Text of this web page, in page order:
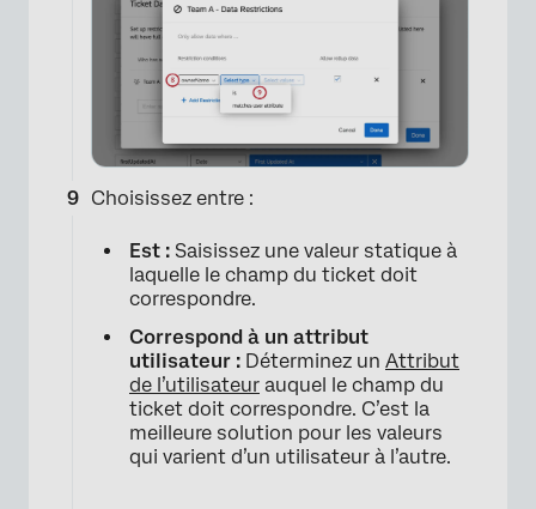
×
×
Choisissez entre :
Est : Saisissez une valeur statique à
laquelle le champ du ticket doit
correspondre.
Correspond à un attribut
utilisateur : Déterminez un Attribut
de l’utilisateur auquel le champ du
ticket doit correspondre. C’est la
meilleure solution pour les valeurs
qui varient d’un utilisateur à l’autre.